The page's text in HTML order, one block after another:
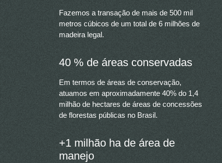
Fazemos a transação de mais de 500 mil
metros cúbicos de um total de 6 milhões de
madeira legal.
40 % de áreas conservadas
Em termos de áreas de conservação,
atuamos em aproximadamente 40% do 1,4
milhão de hectares de áreas de concessões
de florestas públicas no Brasil.
+1 milhão ha de área de
manejo